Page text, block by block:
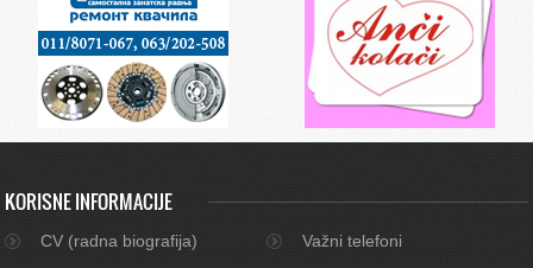
KORISNE INFORMACIJE
CV (radna biografija)
Važni telefoni